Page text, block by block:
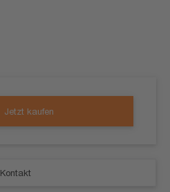
Jetzt kaufen
Kontakt